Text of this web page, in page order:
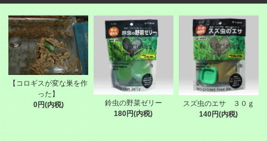
【コロギスが変な巣を作
った】
0円(内税)
鈴虫の野菜ゼリー
180円(内税)
スズ虫のエサ ３０ｇ
140円(内税)